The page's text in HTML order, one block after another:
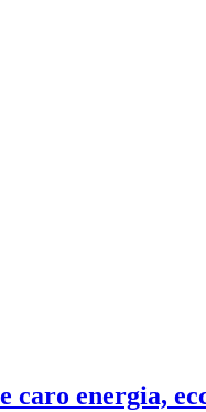
caro energia,